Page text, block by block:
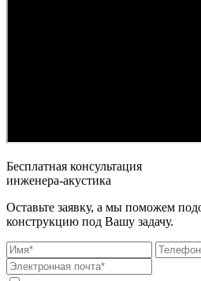
Бесплатная консультация
инженера-акустика
Оставьте заявку, а мы поможем
конструкцию под Вашу задачу.